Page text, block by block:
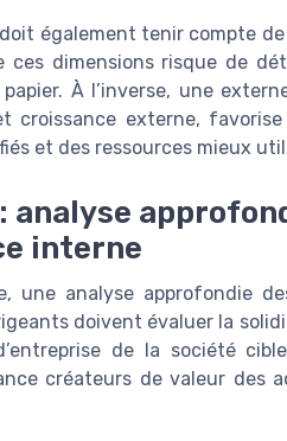
également tenir compte
ces dimensions risque de
À l’inverse, une
croissance externe,
et des ressources mieux
analyse
interne
une analyse approfondie
doivent évaluer la
de la société
créateurs de valeur des